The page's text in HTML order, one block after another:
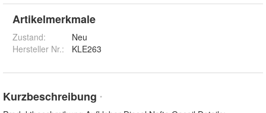
Artikelmerkmale
Zustand:
Neu
Hersteller Nr.:
KLE263
Kurzbeschreibung *